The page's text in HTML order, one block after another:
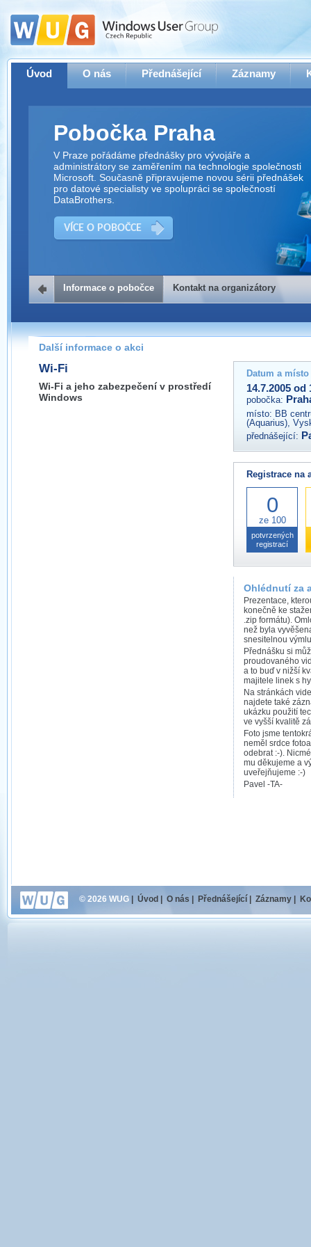
Úvod O nás Přednášející Záznamy
Pobočka Praha
V Praze pořádáme přednášky pro vývojáře a
administrátory se zaměřením na technologie společnosti
Microsoft. Současně připravujeme novou sérii přednášek
pro datové specialisty ve spolupráci se společností
DataBrothers.
VÍCE O POBOČCE
Kontakt na organizátory
Pokud máte jakýkoliv dotaz na organizátory této akce,
prosím neváhejte nás kontaktovat na e-mailu:
praha@wug.cz
Informace o pobočce Kontakt na organizátory
Další informace o akci
Wi-Fi
Wi-Fi a jeho zabezpečení v prostředí
Windows
Datum a
14.7.2005 od
pobočka:
místo: BB
(Aquarius),
přednášející:
Registrace na
0
ze 100
potvrzených
registrací
Ohlédnutí za
Prezentace,
konečně ke
.zip formátu).
než byla
snesitelnou
Přednášku si
proudovaného
a to buď v nižší
majitele linek s
Na stránkách
najdete také
ukázku použití
ve vyšší kvalitě
Foto jsme
neměl srdce
odebrat :-).
mu děkujeme a
uveřejňujeme :-)
Pavel -TA-
© 2026 WUG Úvod O nás Přednášející Záznamy